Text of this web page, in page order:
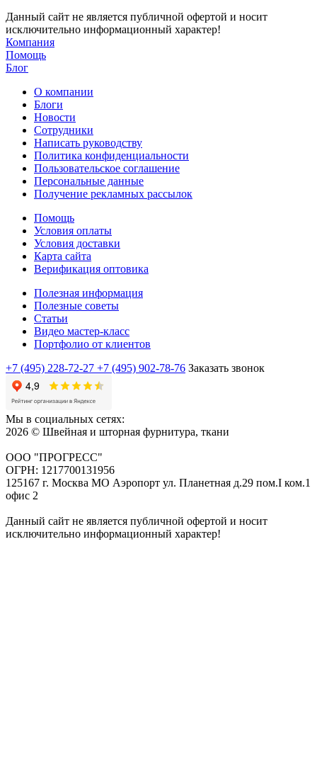
Данный сайт не является публичной офертой и носит
исключительно информационный характер!
Компания
Помощь
Блог
О компании
Блоги
Новости
Сотрудники
Написать руководству
Политика конфиденциальности
Пользовательское соглашение
Персональные данные
Получение рекламных рассылок
Помощь
Условия оплаты
Условия доставки
Карта сайта
Верификация оптовика
Полезная информация
Полезные советы
Статьи
Видео мастер-класс
Портфолио от клиентов
+7 (495) 228-72-27 +7 (495) 902-78-76 Заказать звонок
Мы в социальных сетях:
2026 © Швейная и шторная фурнитура, ткани
ООО "ПРОГРЕСС"
ОГРН: 1217700131956
125167 г. Москва МО Аэропорт ул. Планетная д.29 пом.I ком.1
офис 2
Данный сайт не является публичной офертой и носит
исключительно информационный характер!